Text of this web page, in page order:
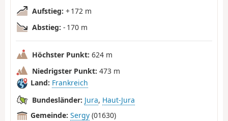
Aufstieg: + 172 m
Abstieg: - 170 m
Höchster Punkt: 624 m
Niedrigster Punkt: 473 m
Land: Frankreich
Bundesländer: Jura, Haut-Jura
Gemeinde: Sergy (01630)